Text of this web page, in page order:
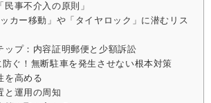
事不介入の原則」
カー移動」や「タイヤロック」に潜むリス
ップ：内容証明郵便と少額訴訟
ぐ！無断駐車を発生させない根本対策
を高める
と運用の周知